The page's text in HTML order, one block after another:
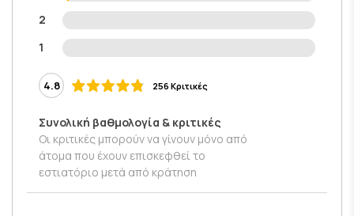
2
1
4.8 256 Κριτικές
Συνολική βαθμολογία & κριτικές
Οι κριτικές μπορούν να γίνουν μόνο από
άτομα που έχουν επισκεφθεί το
εστιατόριο μετά από κράτηση